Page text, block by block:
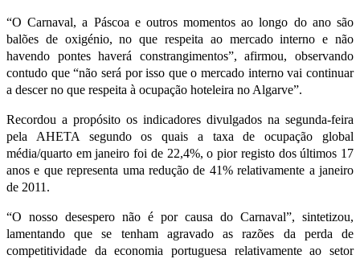
“O Carnaval, a Páscoa e outros momentos ao longo do ano são
balões de oxigénio, no que respeita ao mercado interno e não
havendo pontes haverá constrangimentos”, afirmou, observando
contudo que “não será por isso que o mercado interno vai continuar
a descer no que respeita à ocupação hoteleira no Algarve”.
Recordou a propósito os indicadores divulgados na segunda-feira
pela AHETA segundo os quais a taxa de ocupação global
média/quarto em janeiro foi de 22,4%, o pior registo dos últimos 17
anos e que representa uma redução de 41% relativamente a janeiro
de 2011.
“O nosso desespero não é por causa do Carnaval”, sintetizou,
lamentando que se tenham agravado as razões da perda de
competitividade da economia portuguesa relativamente ao setor